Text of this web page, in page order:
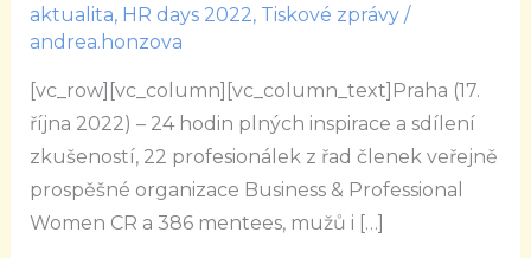
aktualita, HR days 2022, Tiskové zprávy/
andrea.honzova
[vc_row][vc_column][vc_column_text]Praha (17.
října 2022) – 24 hodin plných inspirace a sdílení
zkušeností, 22 profesionálek z řad členek veřejně
prospěšné organizace Business & Professional
Women CR a 386 mentees, mužů i […]
Professional
Women
CR
„nakopl“
na
HR
days